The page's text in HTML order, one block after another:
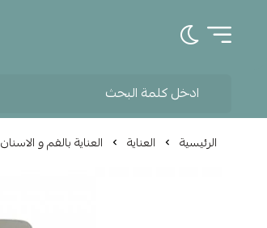
تبديل الوضع الداكن
الرئيسية العناية العناية بالفم و الاسنان